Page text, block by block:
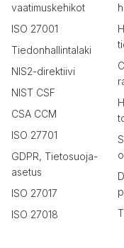
vaatimuskehikot
ISO 27001
Tiedonhallintalaki
NIS2-direktiivi
NIST CSF
CSA CCM
ISO 27701
GDPR, Tietosuoja-
asetus
ISO 27017
ISO 27018